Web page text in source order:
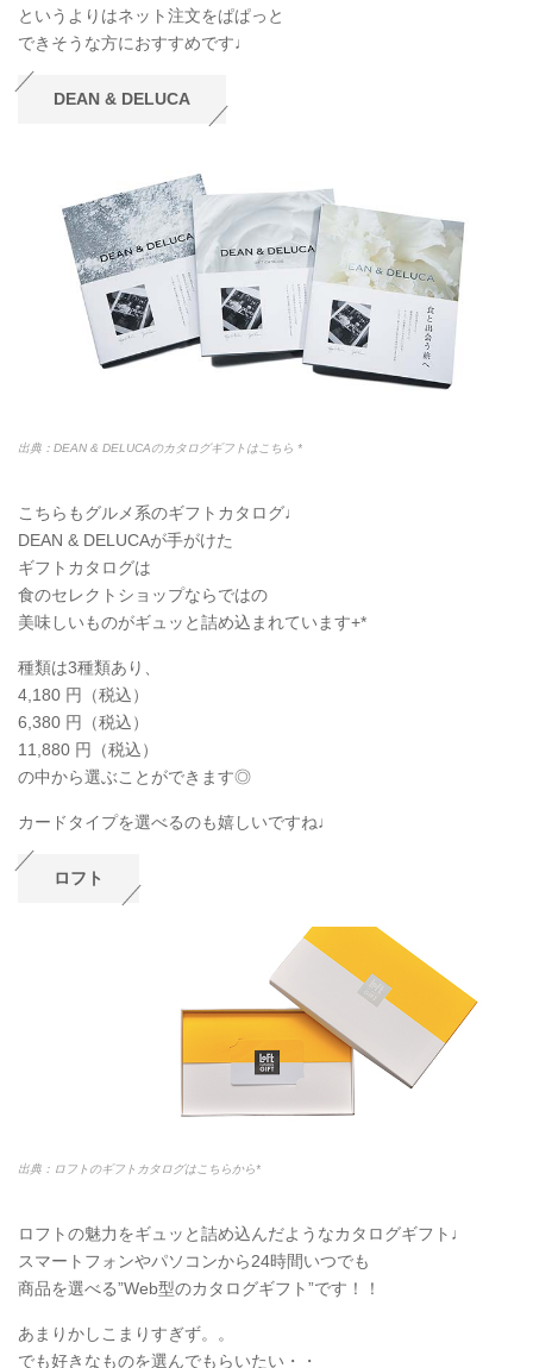
というよりはネット注文をぱぱっと
できそうな方におすすめです♩
DEAN & DELUCA
出典：DEAN & DELUCAのカタログギフトはこちら *
こちらもグルメ系のギフトカタログ♩
DEAN & DELUCAが手がけた
ギフトカタログは
食のセレクトショップならではの
美味しいものがギュッと詰め込まれています+*
種類は3種類あり、
4,180 円（税込）
6,380 円（税込）
11,880 円（税込）
の中から選ぶことができます◎
カードタイプを選べるのも嬉しいですね♩
ロフト
出典：ロフトのギフトカタログはこちらから*
ロフトの魅力をギュッと詰め込んだようなカタログギフト♩
スマートフォンやパソコンから24時間いつでも
商品を選べる”Web型のカタログギフト”です！！
あまりかしこまりすぎず。。
でも好きなものを選んでもらいたい・・